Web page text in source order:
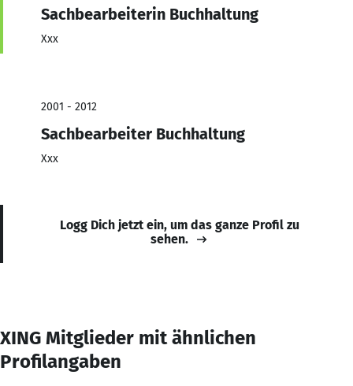
Sachbearbeiterin Buchhaltung
Xxx
2001 - 2012
Sachbearbeiter Buchhaltung
Xxx
Logg Dich jetzt ein, um das ganze Profil zu
sehen.
XING Mitglieder mit ähnlichen
Profilangaben